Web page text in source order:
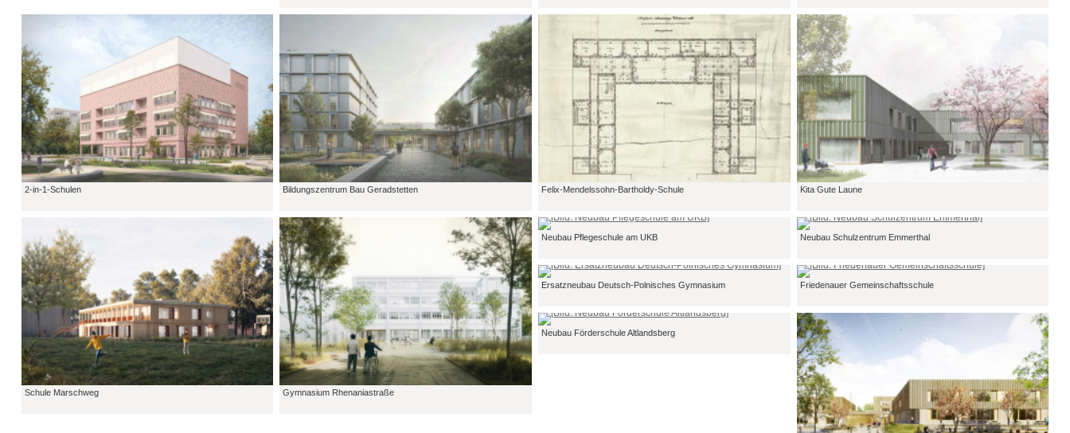
2-in-1-Schulen Bildungszentrum Bau Geradstetten Felix-Mendelssohn-Bartholdy-Schule Kita Gute Laune
Schule Marschweg Gymnasium Rhenaniastraße
Neubau Pflegeschule am UKB Neubau Schulzentrum Emmerthal
Ersatzneubau Deutsch-Polnisches Gymnasium Friedenauer Gemeinschaftsschule
Neubau Förderschule Altlandsberg